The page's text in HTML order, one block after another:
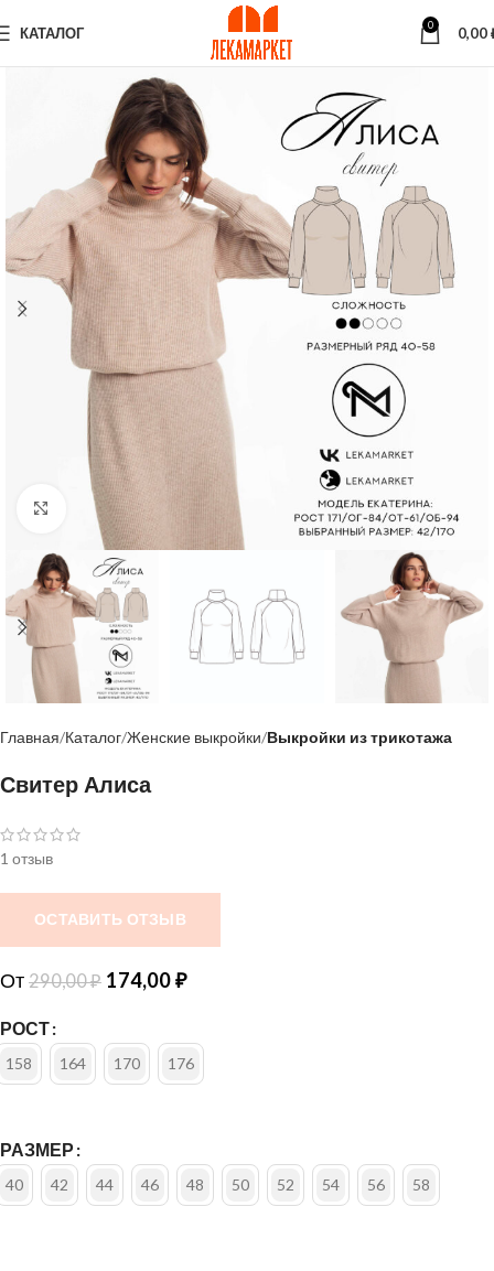
КАТАЛОГ 0 0,00
Нажмите, чтобы увеличить
Главная Каталог Женские выкройки Выкройки из трикотажа
Свитер Алиса
1 отзыв
ОСТАВИТЬ ОТЗЫВ
От 290,00₽ 174,00₽
РОСТ
158 164 170 176
РАЗМЕР
40 42 44 46 48 50 52 54 56 58